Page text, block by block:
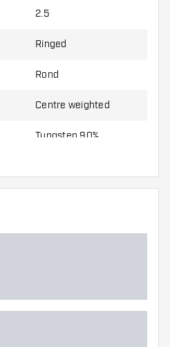
2.5
Ringed
Rond
Centre weighted
Tungsten 90%